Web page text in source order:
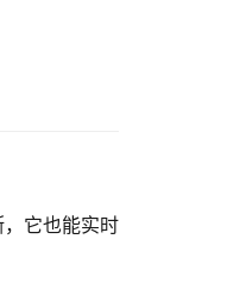
它也能实时